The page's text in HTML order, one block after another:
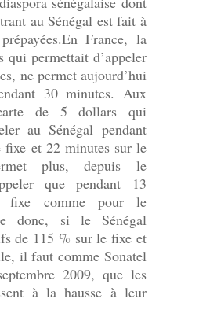
au Sénégal est fait à
France, la
qui permettait d’appeler
ne permet aujourd’hui
30 minutes. Aux
de 5 dollars qui
au Sénégal pendant
fixe et 22 minutes sur le
plus, depuis le
que pendant 13
fixe comme pour le
donc, si le Sénégal
de 115 % sur le fixe et
il faut comme Sonatel
2009, que les
à la hausse à leur